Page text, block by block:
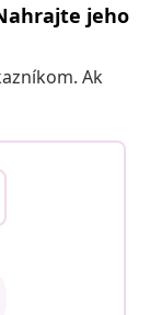
jeho
Ak